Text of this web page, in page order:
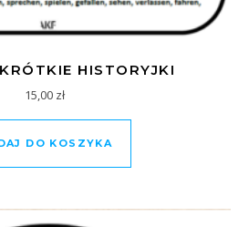
HISTORYJKI
15,00 zł
DO KOSZYKA